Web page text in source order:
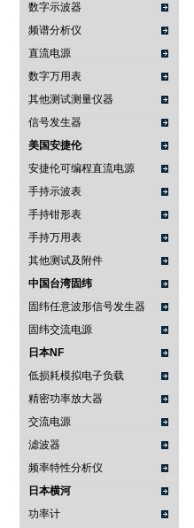
数字示波器
频谱分析仪
直流电源
数字万用表
其他测试测量仪器
信号发生器
美国安捷伦
安捷伦可编程直流电源
手持示波表
手持钳形表
手持万用表
其他测试及附件
中国台湾固纬
固纬任意波形信号发生器
固纬交流电源
日本NF
低损耗模拟电子负载
精密功率放大器
交流电源
滤波器
频率特性分析仪
日本横河
功率计